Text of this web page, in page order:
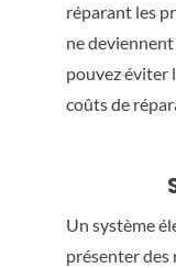
réparant les
ne
pouvez éviter
coûts de
Un système
présenter des